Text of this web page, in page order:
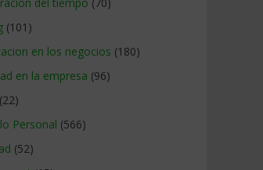
(101)
en los negocios (180)
en la empresa (96)
(22)
Personal (566)
(52)